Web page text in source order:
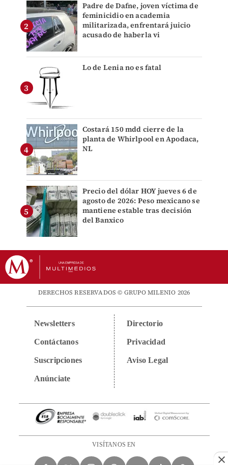
Padre de Dafne, joven víctima de
feminicidio en academia
militarizada, enfrentará juicio
acusado de haberla vi
Lo de Lenia no es fatal
Costará 150 mdd cierre de la
planta de Whirlpool en Apodaca,
NL
Precio del dólar HOY jueves 6 de
agosto de 2026: Peso mexicano se
mantiene estable tras decisión
del Banxico
DERECHOS RESERVADOS © GRUPO MILENIO 2026
Newsletters
Contáctanos
Suscripciones
Anúnciate
Directorio
Privacidad
Aviso Legal
VISÍTANOS EN